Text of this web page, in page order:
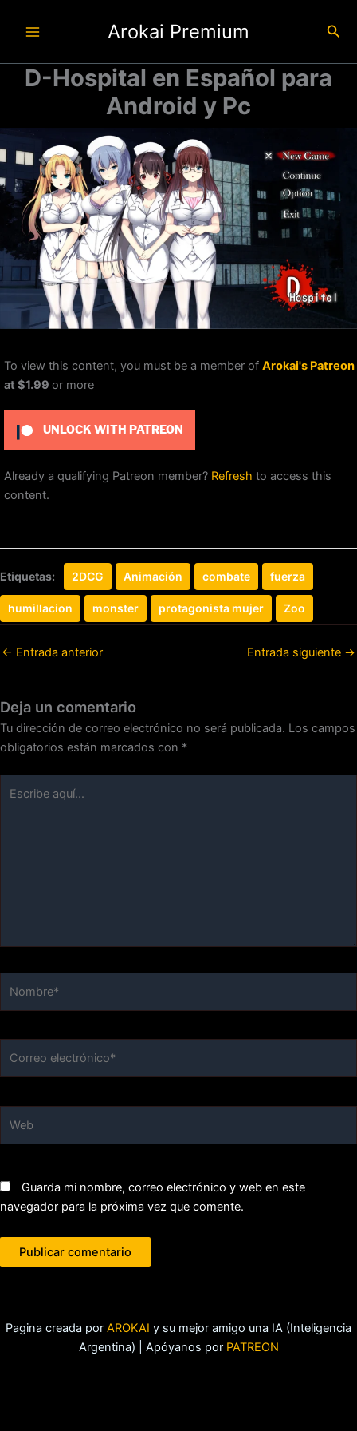
Arokai Premium
D-Hospital en Español para
Android y Pc
To view this content, you must be a member of Arokai's Patreon
at $1.99 or more
UNLOCK WITH PATREON
Already a qualifying Patreon member? Refresh to access this
content.
Etiquetas: 2DCG Animación combate fuerza
humillacion monster protagonista mujer Zoo
← Entrada anterior Entrada siguiente →
Deja un comentario
Tu dirección de correo electrónico no será publicada. Los campos
obligatorios están marcados con *
aquí...
Guarda mi nombre, correo electrónico y web en este
navegador para la próxima vez que comente.
Pagina creada por AROKAI y su mejor amigo una IA (Inteligencia
Argentina) | Apóyanos por PATREON